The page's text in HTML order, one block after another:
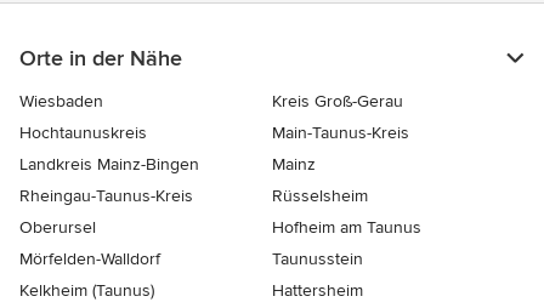
Orte in der Nähe
Wiesbaden
Kreis Groß-Gerau
Hochtaunuskreis
Main-Taunus-Kreis
Landkreis Mainz-Bingen
Mainz
Rheingau-Taunus-Kreis
Rüsselsheim
Oberursel
Hofheim am Taunus
Mörfelden-Walldorf
Taunusstein
Kelkheim (Taunus)
Hattersheim